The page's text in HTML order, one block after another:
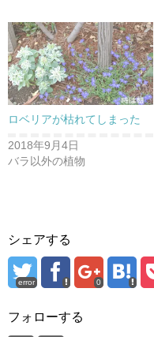
す
)
ウ
ィ
ン
ド
ウ
で
開
き
ま
す
)
ロベリアが枯れてしまった
2018年9月4日
バラ以外の植物
シェアする
error 0
フォローする